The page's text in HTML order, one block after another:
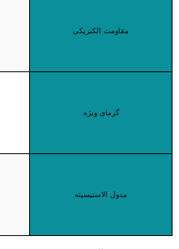
مقاومت الکتریکی
گرمای ویژه
مدول الاستیسیته